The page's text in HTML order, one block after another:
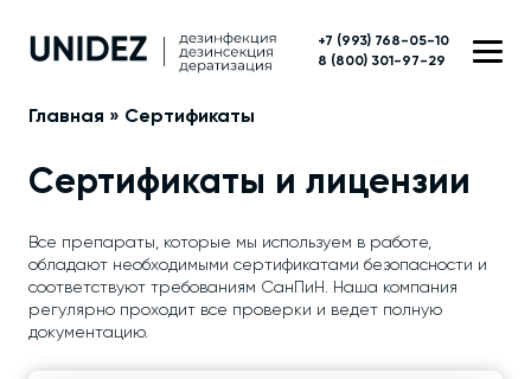
+7 (993) 768-05-10
8 (800) 301-97-29
Главная » Сертификаты
Сертификаты и лицензии
Все препараты, которые мы используем в работе,
обладают необходимыми сертификатами безопасности и
соответствуют требованиям СанПиН. Наша компания
регулярно проходит все проверки и ведет полную
документацию.